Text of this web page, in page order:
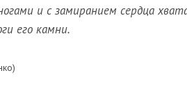
и с замиранием сердца
его камни.